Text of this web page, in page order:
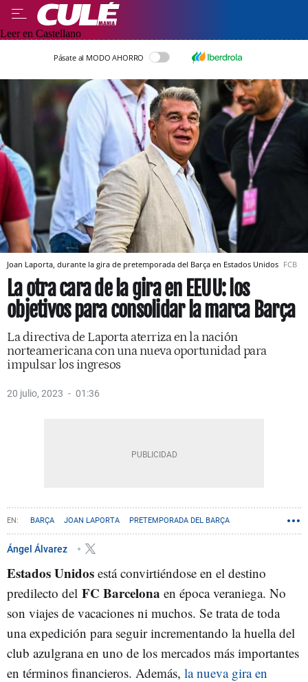
Leer en Castellano
Pásate al MODO AHORRO
Joan Laporta, durante la gira de pretemporada del Barça en Estados Unidos FCB
La otra cara de la gira en EEUU: los
objetivos para consolidar la marca Barça
La directiva de Laporta aterriza en la nación
norteamericana con una nueva oportunidad para
impulsar los ingresos
20 julio, 2023 01:36
BARÇA JOAN LAPORTA PRETEMPORADA DEL BARÇA
Ángel Álvarez
Estados Unidos está convirtiéndose en el destino
predilecto del FC Barcelona en época veraniega. No
son viajes de vacaciones ni muchos. Se trata de toda
una expedición para seguir incrementando la huella del
club azulgrana en uno de los mercados más importantes
en términos financieros. Además, la nueva gira en